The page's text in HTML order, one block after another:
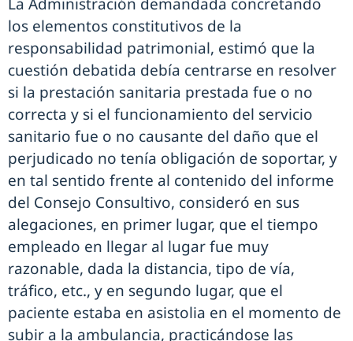
los elementos constitutivos de la
responsabilidad patrimonial, estimó que la
cuestión debatida debía centrarse en resolver
si la prestación sanitaria prestada fue o no
correcta y si el funcionamiento del servicio
sanitario fue o no causante del daño que el
perjudicado no tenía obligación de soportar, y
en tal sentido frente al contenido del informe
del Consejo Consultivo, consideró en sus
alegaciones, en primer lugar, que el tiempo
empleado en llegar al lugar fue muy
razonable, dada la distancia, tipo de vía,
tráfico, etc., y en segundo lugar, que el
paciente estaba en asistolia en el momento de
subir a la ambulancia, practicándose las